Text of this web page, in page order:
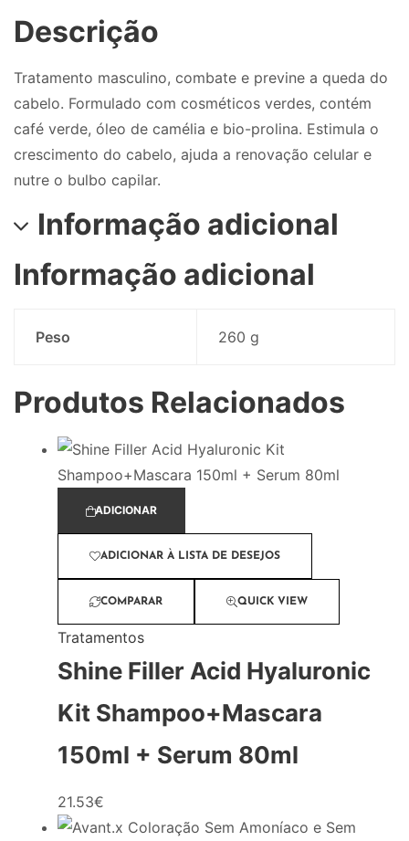
Descrição
Tratamento masculino, combate e previne a queda do
cabelo. Formulado com cosméticos verdes, contém
café verde, óleo de camélia e bio-prolina. Estimula o
crescimento do cabelo, ajuda a renovação celular e
nutre o bulbo capilar.
Informação adicional
Informação adicional
Peso 260 g
Produtos Relacionados
ADICIONAR
ADICIONAR À LISTA DE DESEJOS
COMPARAR QUICK VIEW
Tratamentos
Shine Filler Acid Hyaluronic
Kit Shampoo+Mascara
150ml + Serum 80ml
21.53€